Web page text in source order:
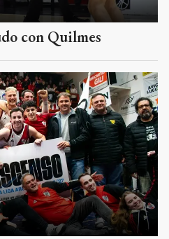
con Quilmes